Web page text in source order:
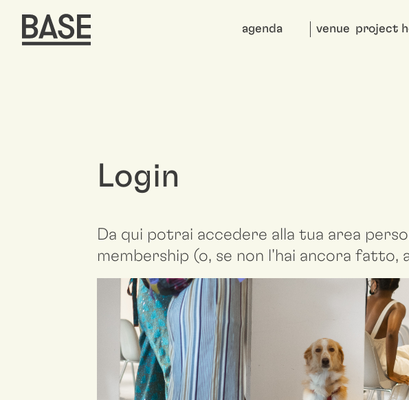
agenda venue project
Login
Da qui potrai accedere alla tua area
membership (o, se non l'hai ancora fatto,